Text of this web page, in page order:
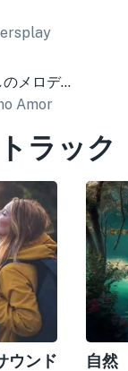
癒しのメロディー
Amor
ラック
ウンド 自然